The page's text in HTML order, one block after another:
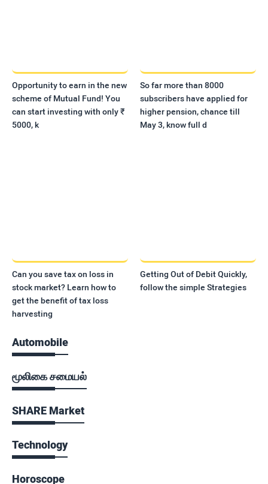
Opportunity to earn in the new
scheme of Mutual Fund! You
can start investing with only ₹
5000, k
So far more than 8000
subscribers have applied for
higher pension, chance till
May 3, know full d
Can you save tax on loss in
stock market? Learn how to
get the benefit of tax loss
harvesting
Getting Out of Debit Quickly,
follow the simple Strategies
Automobile
மூலிகை சமையல்
SHARE Market
Technology
Horoscope